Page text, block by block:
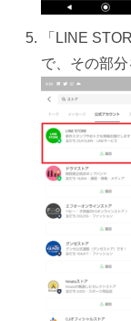
「LINE
で、その部